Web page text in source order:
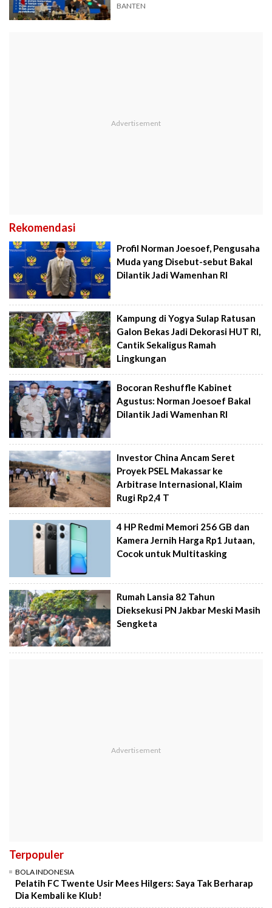
BANTEN
Rekomendasi
Profil Norman Joesoef, Pengusaha
Muda yang Disebut-sebut Bakal
Dilantik Jadi Wamenhan RI
Kampung di Yogya Sulap Ratusan
Galon Bekas Jadi Dekorasi HUT RI,
Cantik Sekaligus Ramah
Lingkungan
Bocoran Reshuffle Kabinet
Agustus: Norman Joesoef Bakal
Dilantik Jadi Wamenhan RI
Investor China Ancam Seret
Proyek PSEL Makassar ke
Arbitrase Internasional, Klaim
Rugi Rp2,4 T
4 HP Redmi Memori 256 GB dan
Kamera Jernih Harga Rp1 Jutaan,
Cocok untuk Multitasking
Rumah Lansia 82 Tahun
Dieksekusi PN Jakbar Meski Masih
Sengketa
Terpopuler
BOLA INDONESIA
Pelatih FC Twente Usir Mees Hilgers: Saya Tak Berharap
Dia Kembali ke Klub!